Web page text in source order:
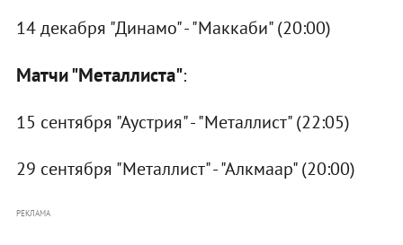
14 декабря "Динамо" - "Маккаби" (20:00)
Матчи "Металлиста":
15 сентября "Аустрия" - "Металлист" (22:05)
29 сентября "Металлист" - "Алкмаар" (20:00)
РЕКЛАМА